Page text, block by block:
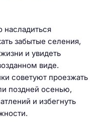
насладиться
забытые селения,
и увидеть
виде.
советуют проезжать
поздней осенью,
и избегнуть